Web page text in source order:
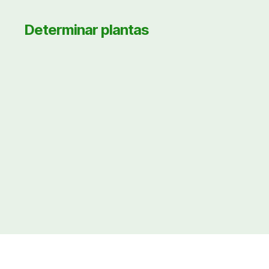
Determinar plantas